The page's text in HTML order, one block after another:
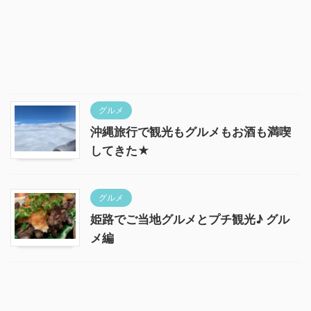
グルメ
沖縄旅行で観光もグルメもお酒も満喫
してきた★
グルメ
姫路でご当地グルメとプチ観光♪ グル
メ編